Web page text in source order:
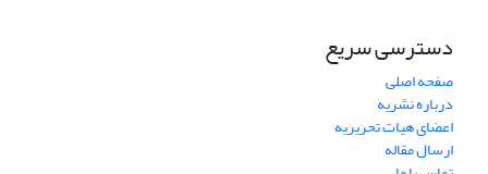
دسترسی سریع
صفحه اصلی
درباره نشریه
اعضای هیات تحریریه
ارسال مقاله